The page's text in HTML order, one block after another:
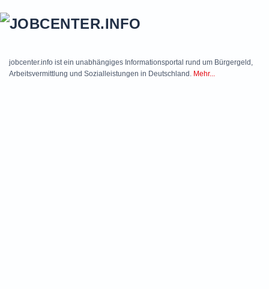
jobcenter.info ist ein unabhängiges Informationsportal rund um Bürgergeld,
Arbeitsvermittlung und Sozialleistungen in Deutschland. Mehr...